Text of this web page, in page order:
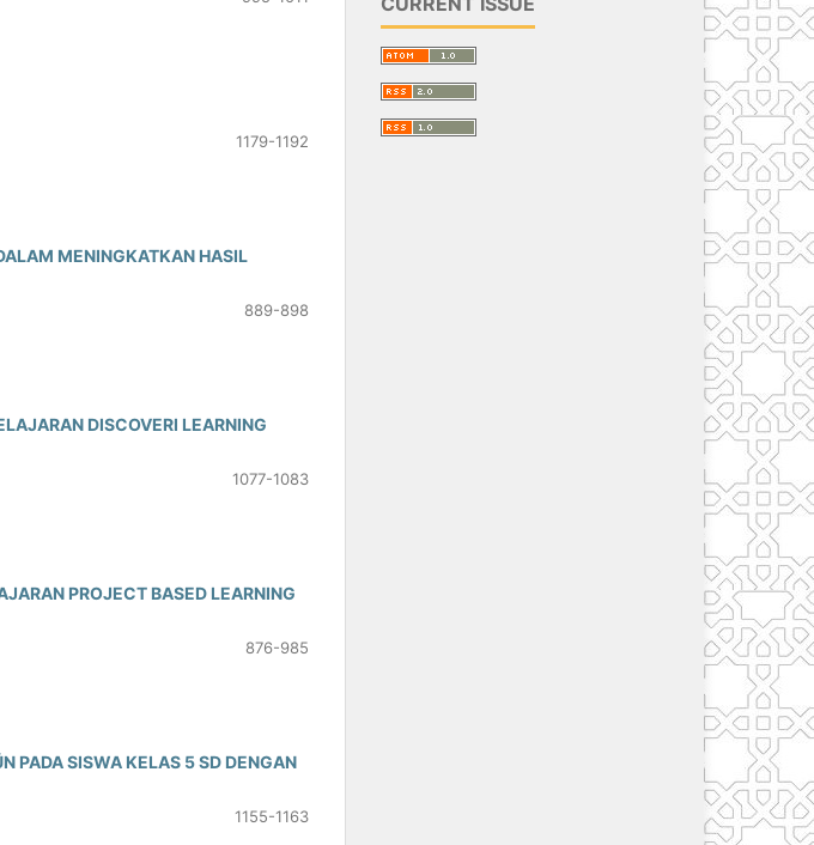
1179-1192
MENINGKATKAN HASIL
889-898
DISCOVERI LEARNING
1077-1083
PROJECT BASED LEARNING
876-985
PADA SISWA KELAS 5 SD DENGAN
1155-1163